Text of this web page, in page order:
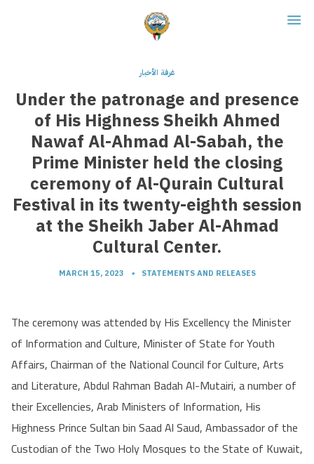
غرفة الأخبار
Under the patronage and presence
of His Highness Sheikh Ahmed
Nawaf Al-Ahmad Al-Sabah, the
Prime Minister held the closing
ceremony of Al-Qurain Cultural
Festival in its twenty-eighth session
at the Sheikh Jaber Al-Ahmad
Cultural Center.
MARCH 15, 2023 • STATEMENTS AND RELEASES
The ceremony was attended by His Excellency the Minister
of Information and Culture, Minister of State for Youth
Affairs, Chairman of the National Council for Culture, Arts
and Literature, Abdul Rahman Badah Al-Mutairi, a number of
their Excellencies, Arab Ministers of Information, His
Highness Prince Sultan bin Saad Al Saud, Ambassador of the
Custodian of the Two Holy Mosques to the State of Kuwait,